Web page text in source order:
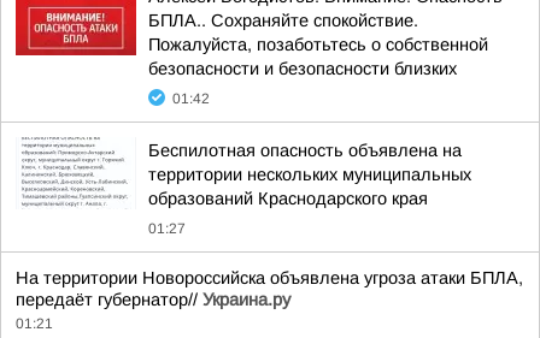
БПЛА.. Сохраняйте спокойствие.
Пожалуйста, позаботьтесь о собственной
безопасности и безопасности близких
01:42
Беспилотная опасность объявлена на
территории нескольких муниципальных
образований Краснодарского края
01:27
На территории Новороссийска объявлена угроза атаки БПЛА,
передаёт губернатор// Украина.ру
01:21